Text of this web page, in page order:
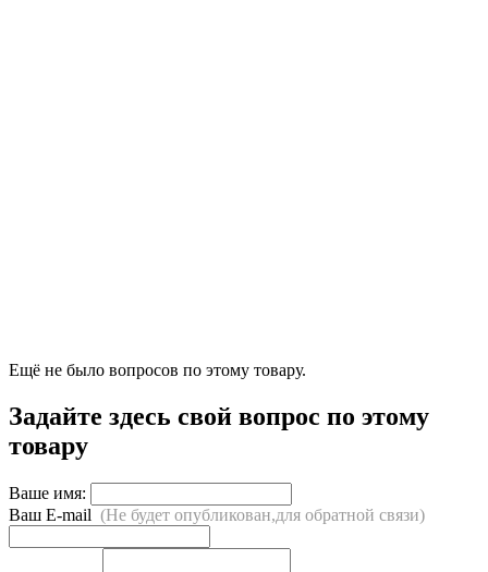
Ещё не было вопросов по этому товару.
Задайте здесь свой вопрос по этому
товару
Ваше имя:
Ваш E-mail (Не будет опубликован,для обратной связи)